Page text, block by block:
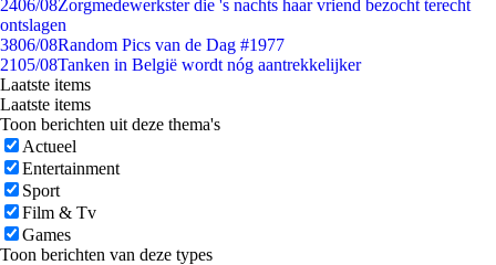
2406/08Zorgmedewerkster die 's nachts haar vriend bezocht terecht
ontslagen
3806/08Random Pics van de Dag #1977
2105/08Tanken in België wordt nóg aantrekkelijker
Laatste items
Laatste items
Toon berichten uit deze thema's
Actueel
Entertainment
Sport
Film & Tv
Games
Toon berichten van deze types